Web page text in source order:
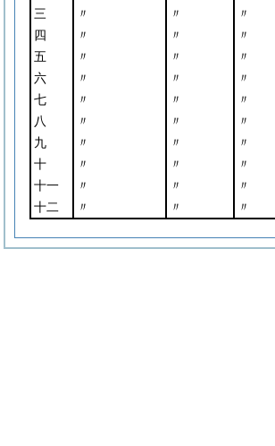
三
〃 〃 〃
四
〃 〃 〃
五
〃 〃 〃
六
〃 〃 〃
七
〃 〃 〃
八
〃 〃 〃
九
〃 〃 〃
十
〃 〃 〃
十一
〃 〃 〃
十二
〃 〃 〃